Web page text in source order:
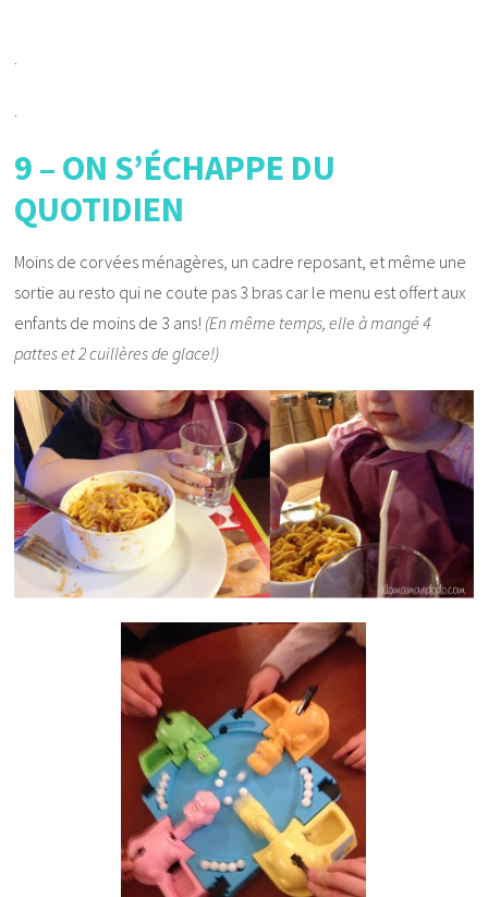
9 – ON S’ÉCHAPPE DU
QUOTIDIEN
Moins de corvées ménagères, un cadre reposant, et même une
sortie au resto qui ne coute pas 3 bras car le menu est offert aux
enfants de moins de 3 ans! (En même temps, elle à mangé 4
pattes et 2 cuillères de glace!)